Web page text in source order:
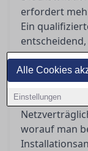
Alle Cookies
Einstellungen
erfordert
Ein
rechtlichen
Ratgeber
Bedeutung
worauf man